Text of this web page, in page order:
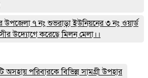
৭ নং শুভরাড়া ইউনিয়নের ৩ নং ওয়ার্ড
উদ্যোগে করেছে মিলন মেলা।।
অসহায় পরিবারকে বিভিন্ন সামগ্রী উপহার